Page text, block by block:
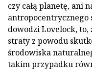
czy całą planetę, ani
antropocentrycznego
dowodzi Lovelock, to,
straty z powodu
środowiska
takim przypadku